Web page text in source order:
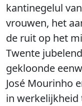
kantinegelul
vrouwen, het
de ruit op het
Twente
gekloonde
José Mourinho
in werkelijkheid